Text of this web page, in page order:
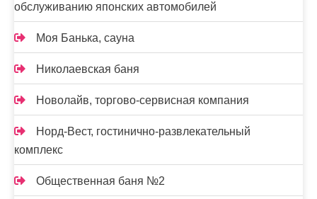
обслуживанию японских автомобилей
Моя Банька, сауна
Николаевская баня
Новолайв, торгово-сервисная компания
Норд-Вест, гостинично-развлекательный
комплекс
Общественная баня №2